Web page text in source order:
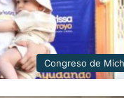
Congreso de